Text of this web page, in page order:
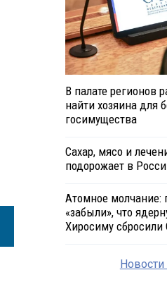
В палате регионов
найти хозяина для
госимущества
Сахар, мясо и
подорожает в
Атомное молчание:
«забыли», что
Хиросиму